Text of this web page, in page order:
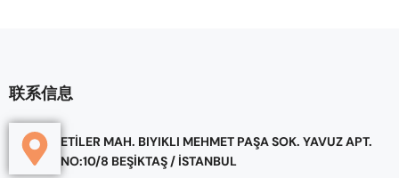
联系信息
ETİLER MAH. BIYIKLI MEHMET PAŞA SOK. YAVUZ APT.
NO:10/8 BEŞİKTAŞ / İSTANBUL